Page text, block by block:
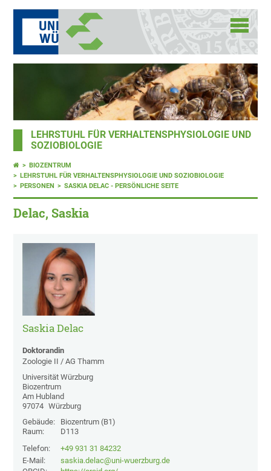
LEHRSTUHL FÜR VERHALTENSPHYSIOLOGIE UND
SOZIOBIOLOGIE
BIOZENTRUM
LEHRSTUHL FÜR VERHALTENSPHYSIOLOGIE UND SOZIOBIOLOGIE
PERSONEN
SASKIA DELAC - PERSÖNLICHE SEITE
Delac, Saskia
Saskia Delac
Doktorandin
Zoologie II / AG Thamm
Universität Würzburg
Biozentrum
Am Hubland
97074 Würzburg
Gebäude:
Biozentrum (B1)
Raum:
D113
Telefon:
+49 931 31 84232
E-Mail:
saskia.delac@uni-wuerzburg.de